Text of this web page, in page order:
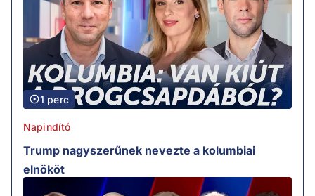
1 perc
Napindító
Trump nagyszerűnek nevezte a kolumbiai
elnököt